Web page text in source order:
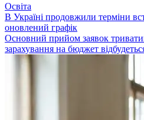
Освіта
В Україні продовжили терміни
оновлений графік
Основний прийом заявок
зарахування на бюджет